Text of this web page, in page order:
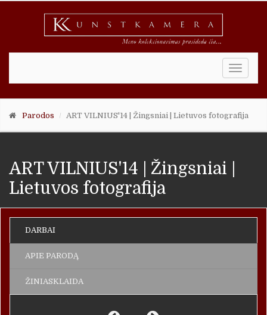
Toggle
Parodos ART VILNIUS'14 | Žingsniai | Lietuvos fotografija
ART VILNIUS'14 | Žingsniai |
Lietuvos fotografija
DARBAI
APIE PARODĄ
ŽINIASKLAIDA